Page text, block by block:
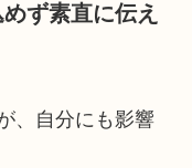
ず素直に伝え
、自分にも影響